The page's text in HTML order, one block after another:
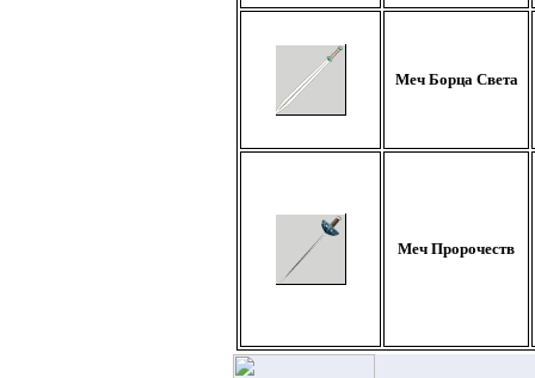
Меч Борца Света
Меч Пророчеств